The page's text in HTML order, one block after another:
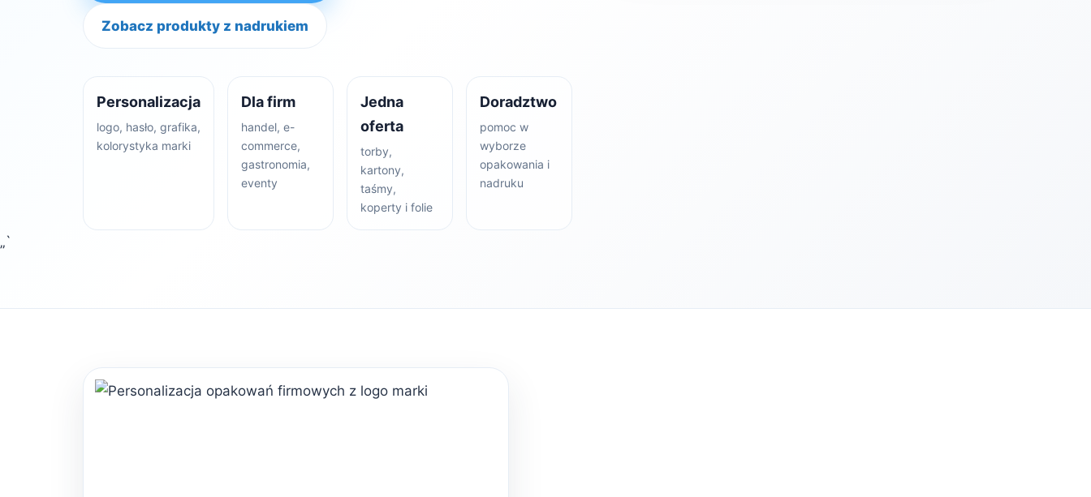
Zobacz produkty z nadrukiem
Personalizacja
logo, hasło, grafika,
kolorystyka marki
Dla firm
handel, e-
commerce,
gastronomia,
eventy
Jedna
oferta
torby,
kartony,
taśmy,
koperty i folie
Doradztwo
pomoc w
wyborze
opakowania i
nadruku
„`